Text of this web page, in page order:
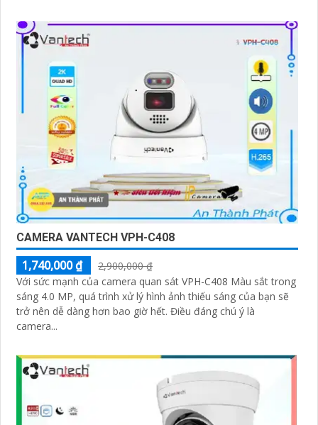
CAMERA VANTECH VPH-C408
1,740,000 ₫
2,900,000 ₫
Với sức mạnh của camera quan sát VPH-C408 Màu sắt trong
sáng 4.0 MP, quá trình xử lý hình ảnh thiếu sáng của bạn sẽ
trở nên dễ dàng hơn bao giờ hết. Điều đáng chú ý là
camera...